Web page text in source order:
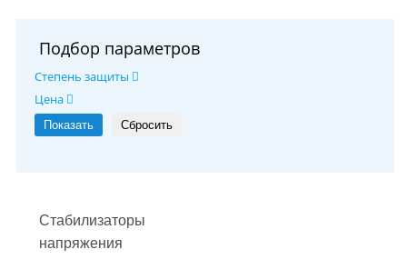
Подбор параметров
Степень защиты
Цена
Стабилизаторы
напряжения